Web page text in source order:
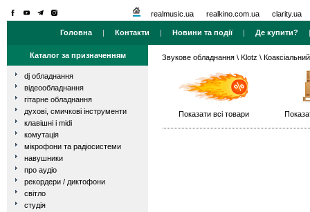
realmusic.ua realkino.com.ua clarity.ua
Головна | Контакти | Новини та події| Де купити?
Каталог за призначенням
dj обладнання
відеообладнання
гітарне обладнання
духові, смичкові інструменти
клавішні і midi
комутація
мікрофони та радіосистеми
навушники
про аудіо
рекордери / диктофони
світло
студія
Звукове обладнання \ Klotz \
Показати всі товари